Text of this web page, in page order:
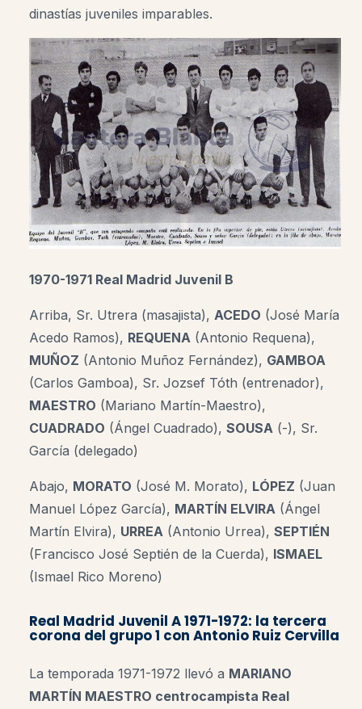
dinastías juveniles imparables.
1970-1971 Real Madrid Juvenil B
Arriba, Sr. Utrera (masajista), ACEDO (José María
Acedo Ramos), REQUENA (Antonio Requena),
MUÑOZ (Antonio Muñoz Fernández), GAMBOA
(Carlos Gamboa), Sr. Jozsef Tóth (entrenador),
MAESTRO (Mariano Martín-Maestro),
CUADRADO (Ángel Cuadrado), SOUSA (-), Sr.
García (delegado)
Abajo, MORATO (José M. Morato), LÓPEZ (Juan
Manuel López García), MARTÍN ELVIRA (Ángel
Martín Elvira), URREA (Antonio Urrea), SEPTIÉN
(Francisco José Septién de la Cuerda), ISMAEL
(Ismael Rico Moreno)
Real Madrid Juvenil A 1971-1972: la tercera
corona del grupo 1 con Antonio Ruiz Cervilla
La temporada 1971-1972 llevó a MARIANO
MARTÍN MAESTRO centrocampista Real